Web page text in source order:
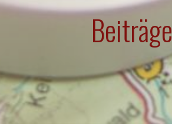
Beiträge